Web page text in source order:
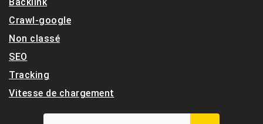
Crawl-google
Non classé
SEO
Tracking
Vitesse de chargement